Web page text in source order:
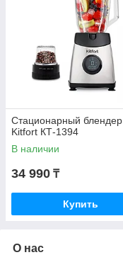
Стационарный блендер
Kitfort КТ-1394
В наличии
34 990 ₸
Купить
О нас